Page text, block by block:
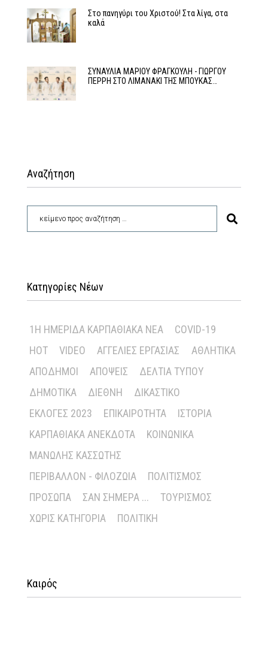
Στο πανηγύρι του Χριστού! Στα λίγα, στα
καλά
ΣΥΝΑΥΛΙΑ ΜΑΡΙΟΥ ΦΡΑΓΚΟΥΛΗ - ΓΙΩΡΓΟΥ
ΠΕΡΡΗ ΣΤΟ ΛΙΜΑΝΑΚΙ ΤΗΣ ΜΠΟΥΚΑΣ…
Αναζήτηση
Κατηγορίες Νέων
1Η ΗΜΕΡΊΔΑ ΚΑΡΠΑΘΙΑΚΆ ΝΈΑ
COVID-19
HOT
VIDEO ΑΓΓΕΛΊΕΣ ΕΡΓΑΣΊΑΣ
ΑΘΛΗΤΙΚΆ
ΑΠΌΔΗΜΟΙ
ΑΠΌΨΕΙΣ
ΔΕΛΤΊΑ ΤΎΠΟΥ
ΔΗΜΟΤΙΚΆ
ΔΙΕΘΝΉ
ΔΙΚΑΣΤΙΚΌ
ΕΚΛΟΓΈΣ 2023
ΕΠΙΚΑΙΡΌΤΗΤΑ
ΙΣΤΟΡΊΑ
ΚΑΡΠΑΘΙΑΚΆ ΑΝΈΚΔΟΤΑ
ΚΟΙΝΩΝΙΚΆ
ΜΑΝΏΛΗΣ ΚΑΣΣΏΤΗΣ
ΠΕΡΙΒΆΛΛΟΝ - ΦΙΛΟΖΩΊΑ
ΠΟΛΙΤΙΣΜΌΣ
ΠΡΌΣΩΠΑ
ΣΑΝ ΣΉΜΕΡΑ ...
ΤΟΥΡΙΣΜΌΣ
ΧΩΡΊΣ ΚΑΤΗΓΟΡΊΑ
ΠΟΛΙΤΙΚΉ
Καιρός